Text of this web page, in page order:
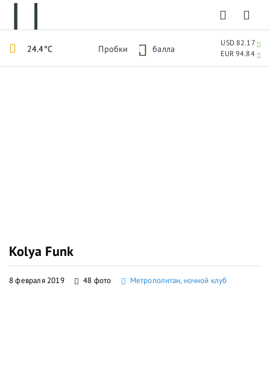
Kolya Funk
8 февраля 2019 48 фото Метрополитан, ночной клуб
24.4°C Пробки 1 балла
USD 82.17
EUR 94.84